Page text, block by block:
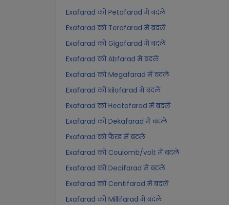
Exafarad को Petafarad में बदलें
Exafarad को Terafarad में बदलें
Exafarad को Gigafarad में बदलें
Exafarad को Abfarad में बदलें
Exafarad को Megafarad में बदलें
Exafarad को kilofarad में बदलें
Exafarad को Hectofarad में बदलें
Exafarad को Dekafarad में बदलें
Exafarad को फैरड में बदलें
Exafarad को Coulomb/volt में बदलें
Exafarad को Decifarad में बदलें
Exafarad को Centifarad में बदलें
Exafarad को Millifarad में बदलें